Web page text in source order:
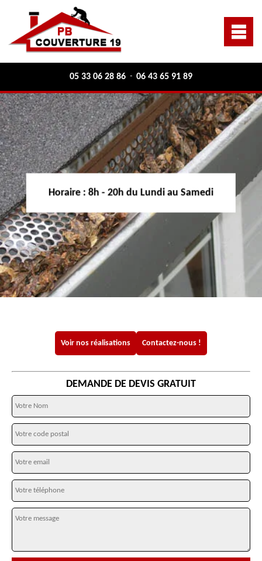
05 33 06 28 86 - 06 43 65 91 89
Horaire : 8h - 20h du Lundi au Samedi
Voir nos réalisations Contactez-nous !
DEMANDE DE DEVIS GRATUIT